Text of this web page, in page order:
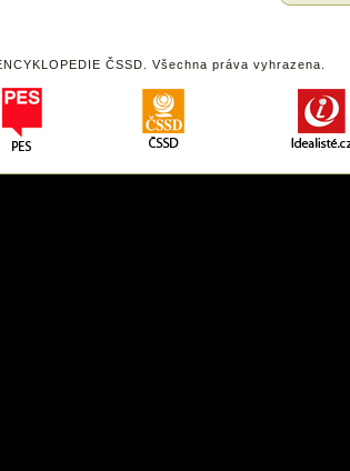
ČSSD. Všechna práva vyhrazena.